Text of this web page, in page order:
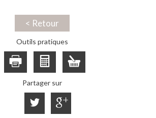
< Retour
Outils pratiques
Partager sur